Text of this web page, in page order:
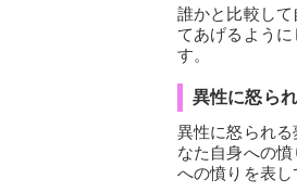
誰かと比較し
てあげるよう
す。
異性に怒ら
異性に怒られる
なた自身への
への憤りを表し